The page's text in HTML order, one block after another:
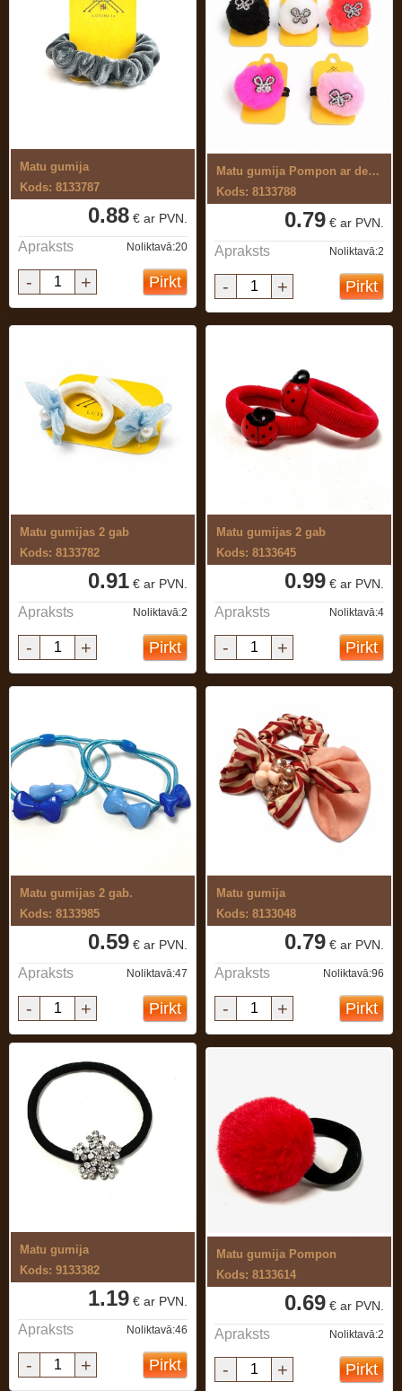
Matu gumija
Kods: 8133787
0.88 € ar PVN.
Apraksts Noliktavā:20
- + Pirkt
Matu gumija Pompon ar dekoru
Kods: 8133788
0.79 € ar PVN.
Apraksts Noliktavā:2
- + Pirkt
Matu gumijas 2 gab
Kods: 8133782
0.91 € ar PVN.
Apraksts Noliktavā:2
- + Pirkt
Matu gumijas 2 gab
Kods: 8133645
0.99 € ar PVN.
Apraksts Noliktavā:4
- + Pirkt
Matu gumijas 2 gab.
Kods: 8133985
0.59 € ar PVN.
Apraksts Noliktavā:47
- + Pirkt
Matu gumija
Kods: 8133048
0.79 € ar PVN.
Apraksts Noliktavā:96
- + Pirkt
Matu gumija
Kods: 9133382
1.19 € ar PVN.
Apraksts Noliktavā:46
- + Pirkt
Matu gumija Pompon
Kods: 8133614
0.69 € ar PVN.
Apraksts Noliktavā:2
- + Pirkt